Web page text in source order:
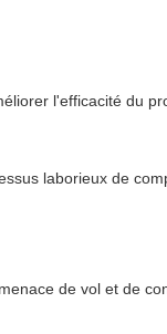
l'efficacité du
laborieux de
de vol et de